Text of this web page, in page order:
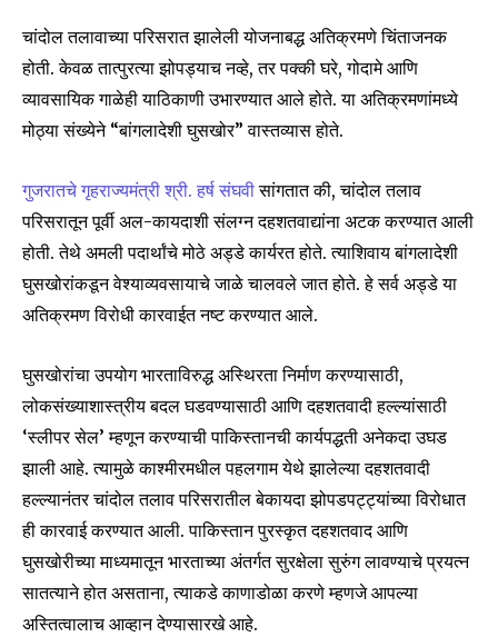
To subscribe, simply enter your email address on our website
or click the subscribe button below. Don't worry, we respect
your privacy and won't spam your inbox. Your information is
safe with us.
SUBSCRIBE
I've read and accept thePrivacy Policy.
6,300
Fans
32,111
Followers
75
Followers
चांदोल तलावाच्या परिसरात झालेली योजनाबद्ध अतिक्रमणे चिंताजनक
होती. केवळ तात्पुरत्या झोपड्याच नव्हे, तर पक्की घरे, गोदामे आणि
व्यावसायिक गाळेही याठिकाणी उभारण्यात आले होते. या अतिक्रमणांमध्ये
मोठ्या संख्येने “बांगलादेशी घुसखोर” वास्तव्यास होते.
गुजरातचे गृहराज्यमंत्री श्री. हर्ष संघवीसांगतात की, चांदोल तलाव
परिसरातून पूर्वी अल-कायदाशी संलग्न दहशतवाद्यांना अटक करण्यात आली
होती. तेथे अमली पदार्थांचे मोठे अड्डे कार्यरत होते. त्याशिवाय बांगलादेशी
घुसखोरांकडून वेश्याव्यवसायाचे जाळे चालवले जात होते. हे सर्व अड्डे या
अतिक्रमण विरोधी कारवाईत नष्ट करण्यात आले.
घुसखोरांचा उपयोग भारताविरुद्ध अस्थिरता निर्माण करण्यासाठी,
लोकसंख्याशास्त्रीय बदल घडवण्यासाठी आणि दहशतवादी हल्ल्यांसाठी
‘स्लीपर सेल’ म्हणून करण्याची पाकिस्तानची कार्यपद्धती अनेकदा उघड
झाली आहे. त्यामुळे काश्मीरमधील पहलगाम येथे झालेल्या दहशतवादी
हल्ल्यानंतर चांदोल तलाव परिसरातील बेकायदा झोपडपट्ट्यांच्या विरोधात
ही कारवाई करण्यात आली. पाकिस्तान पुरस्कृत दहशतवाद आणि
घुसखोरीच्या माध्यमातून भारताच्या अंतर्गत सुरक्षेला सुरुंग लावण्याचे प्रयत्न
सातत्याने होत असताना, त्याकडे काणाडोळा करणे म्हणजे आपल्या
अस्तित्वालाच आव्हान देण्यासारखे आहे.